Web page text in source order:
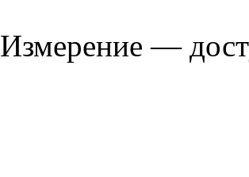
Измерение —